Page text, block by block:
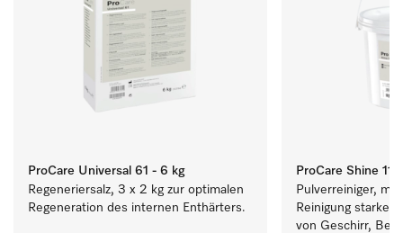
ProCare Universal 61 - 6 kg
Regeneriersalz, 3 x 2 kg zur optimalen
Regeneration des internen Enthärters.
ProCare Shine 11
Pulverreiniger,
Reinigung starker
von Geschirr,